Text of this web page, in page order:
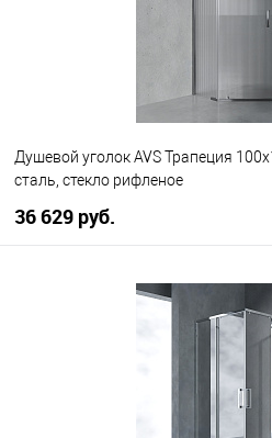
Душевой уголок AVS Трапеция
сталь, стекло рифленое
36 629 руб.
В